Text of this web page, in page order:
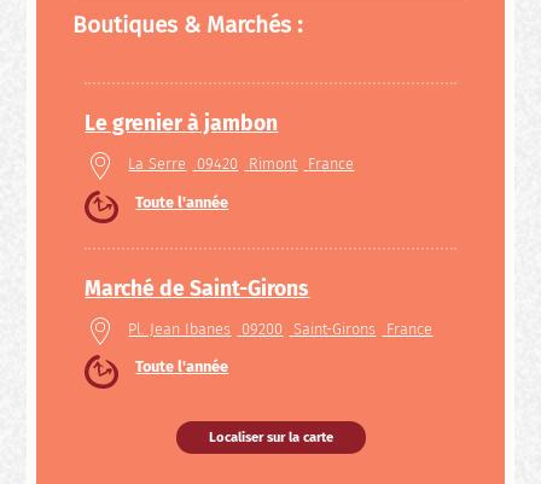
Boutiques & Marchés :
Le grenier à jambon
La Serre 09420 Rimont France
Toute l'année
Marché de Saint-Girons
Pl. Jean Ibanes 09200 Saint-Girons France
Toute l'année
Localiser sur la carte